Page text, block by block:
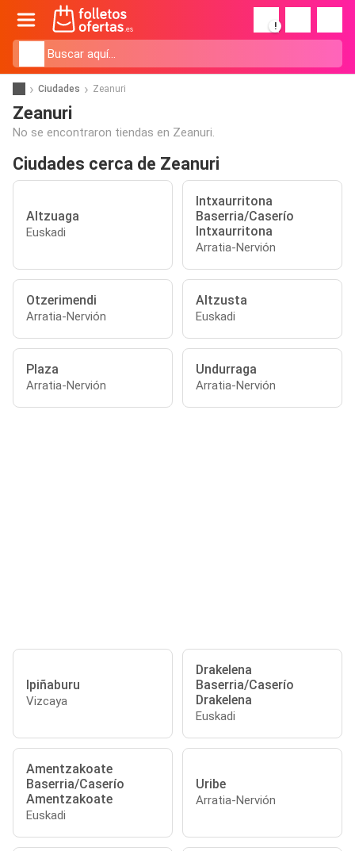
!
Ciudades Zeanuri
Zeanuri
No se encontraron tiendas en Zeanuri.
Ciudades cerca de Zeanuri
Altzuaga
Euskadi
Intxaurritona
Baserria/Caserío
Intxaurritona
Arratia-Nervión
Otzerimendi
Arratia-Nervión
Altzusta
Euskadi
Plaza
Arratia-Nervión
Undurraga
Arratia-Nervión
Ipiñaburu
Vizcaya
Drakelena
Baserria/Caserío
Drakelena
Euskadi
Amentzakoate
Baserria/Caserío
Amentzakoate
Euskadi
Uribe
Arratia-Nervión